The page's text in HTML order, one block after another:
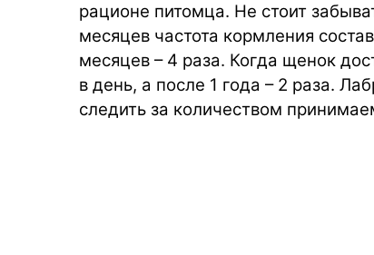
рационе питомца. Не стоит
месяцев частота кормления
месяцев – 4 раза. Когда щенок
в день, а после 1 года – 2 раза.
следить за количеством